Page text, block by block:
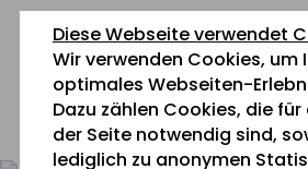
Diese Webseite verwendet
Wir verwenden Cookies, um
optimales Webseiten-
Dazu zählen Cookies, die
der Seite notwendig sind,
lediglich zu anonymen
zum
Inhalt
springen
zur
Navigation
springen
zum
Fußbereich
springen
0 26 42 40 60